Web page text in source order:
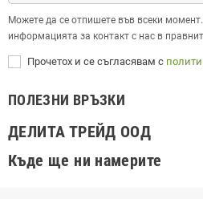
Можете да се отпишете във всеки
информацията за контакт с нас в
Прочетох и се съгласявам с
ПОЛЕЗНИ ВРЪЗКИ
ДЕЛИТА ТРЕЙД ООД
Къде ще ни намерите